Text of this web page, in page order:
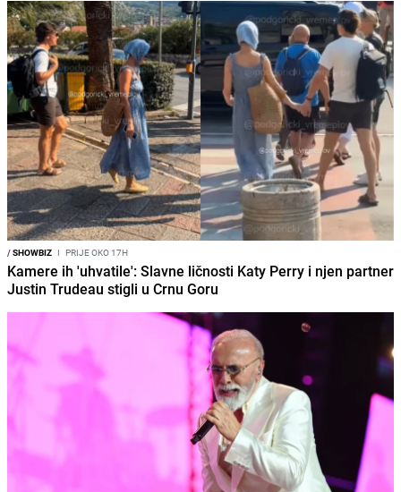
/SHOWBIZ I PRIJE OKO 17H
Kamere ih 'uhvatile': Slavne ličnosti Katy Perry i njen partner
Justin Trudeau stigli u Crnu Goru